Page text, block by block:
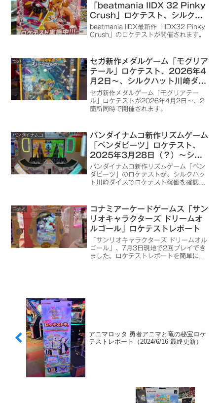
「beatmania IIDX 32 Pinky
Crush」ロケテスト、シルクハ
ット川崎ダイスで2024年7月
26日～7月28日まで開催
beatmania IIDX最新作「IIDX32 Pinky
Crush」のロケテストが開催されます。
セガ
セガ新作メダルゲーム「モグリア
テール」ロケテスト、2026年4
月2日～、シルクハット川崎ダイ
ス・サープラ横浜あそびタウンと
2026年4月8日～、シルクハッ
ト蒲田西口で開催
セガ新作メダルゲーム「モグリアテー
ル」ロケテストが2026年4月2日～、2
箇所同時で開催されます。
バンダイナムコ
バンダイナムコ新作リズムゲーム
「ペンダビーツ」ロケテスト、
2025年3月28日（？）～シル
クハット川崎ダイスで開催
バンダイナムコ新作リズムゲーム「ペン
ダビーツ」のロケテストが、シルクハッ
ト川崎ダイスでロケテスト稼働を確認し
コナミ
コナミアーケードゲームス「サン
リオキャラクターズ ドリームオ
ルゴール」ロケテストレポート
「サンリオキャラクターズ ドリームオル
ゴール」、7月3日現地で2回プレイでき
ました。ロケテストレポートを簡単にま
アニマロッタ 勇者アニマと竜の秘宝ロケ
テストレポート（2024/6/16 最終更新）